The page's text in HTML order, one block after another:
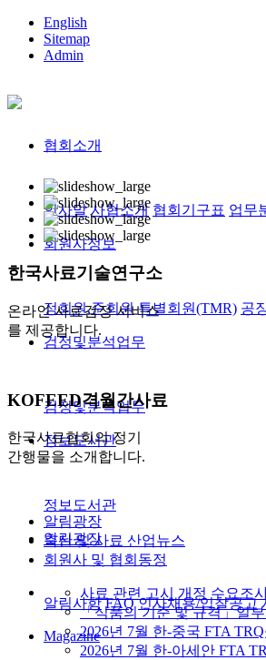
English
Sitemap
Admin
협회소개
인사말 사협소개 협회기구표 업무
회원사정보
정회원,준회원 특별회원(TMR) 공
검정및분석업무
검정및분석업무
정보도서관
정보도서관
알림광장
알림사항 FAQ 인사채용/입찰공고
Magazine
한국사료기술연구소
온라인 사료검정 서비스
를 제공합니다.
KOFEED격월간사료
한국사료협회의 정기
간행물을 소개합니다.
알림광장
축산 및 사료 산업뉴스
회원사 및 협회동정
사료 관련 고시 개정 수요조
「식품의 기준 및 규격」일
2026년 7월 한-중국 FTA
2026년 7월 한-아세안 FTA